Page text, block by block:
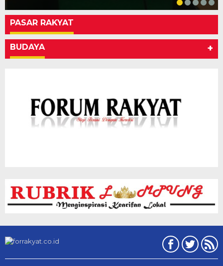
PASAR RAKYAT
BUDAYA +